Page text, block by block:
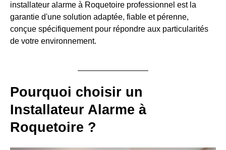
installateur alarme à Roquetoire professionnel est la
garantie d'une solution adaptée, fiable et pérenne,
conçue spécifiquement pour répondre aux particularités
de votre environnement.
Pourquoi choisir un
Installateur Alarme à
Roquetoire ?